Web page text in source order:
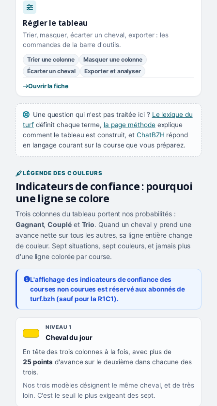
Régler le tableau
Trier, masquer, écarter un cheval, exporter : les
commandes de la barre d'outils.
Trier une colonne
Masquer une colonne
Écarter un cheval
Exporter et analyser
Ouvrir la fiche
Une question qui n'est pas traitée ici ? Le lexique du
turfdéfinit chaque terme, la page méthodeexplique
comment le tableau est construit, etChatBZH répond
en langage courant sur la course que vous préparez.
LÉGENDE DES COULEURS
Indicateurs de confiance : pourquoi
une ligne se colore
Trois colonnes du tableau portent nos probabilités :
Gagnant,Coupléet Trio. Quand un cheval y prend une
avance nette sur tous les autres, sa ligne entière change
de couleur. Sept situations, sept couleurs, et jamais plus
d'une ligne colorée par course.
L'affichage des indicateurs de confiance des
courses non courues est réservé aux abonnés de
turf.bzh (sauf pour la R1C1).
QUAND LA LIGNE PREND CETTE COULEUR
CE QUE CELA VOUS DIT
NIVEAU 1
Cheval du jour, couleur jaune or
En tête des trois colonnes à la fois, avec plus de
25 points d'avance sur le deuxième dans chacune des
trois.
Nos trois modèles désignent le même cheval, et de très
loin. C'est le seuil le plus exigeant des sept.